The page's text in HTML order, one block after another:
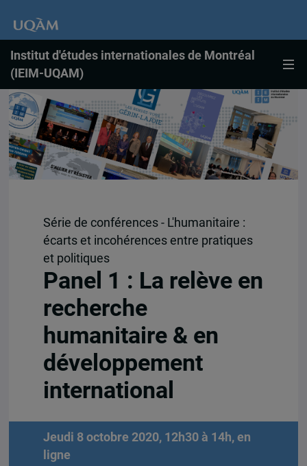
Institut d'études internationales de Montréal
(IEIM-UQAM)
Série de conférences - L'humanitaire :
écarts et incohérences entre pratiques
et politiques
Panel 1 : La relève en
recherche
humanitaire & en
développement
international
Jeudi 8 octobre 2020, 12h30 à 14h, en
ligne